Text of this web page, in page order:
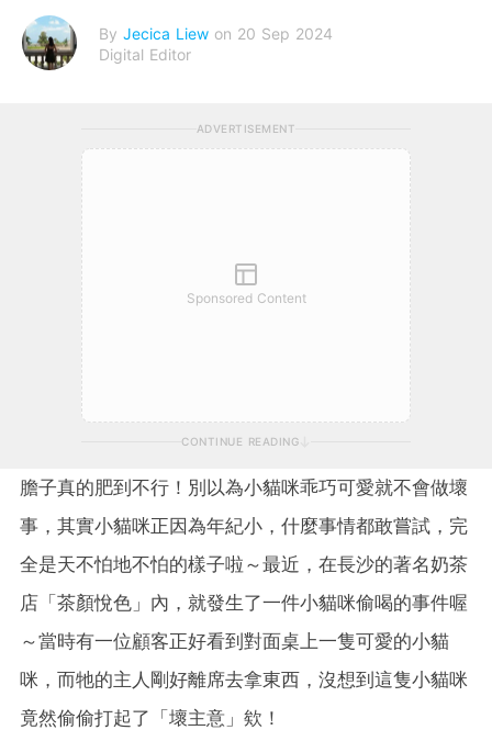
By Jecica Liew on 20 Sep 2024
Digital Editor
ADVERTISEMENT
Sponsored Content
CONTINUE READING
膽子真的肥到不行！別以為小貓咪乖巧可愛就不會做壞
事，其實小貓咪正因為年紀小，什麼事情都敢嘗試，完
全是天不怕地不怕的樣子啦～最近，在長沙的著名奶茶
店「茶顏悅色」內，就發生了一件小貓咪偷喝的事件喔
～當時有一位顧客正好看到對面桌上一隻可愛的小貓
咪，而牠的主人剛好離席去拿東西，沒想到這隻小貓咪
竟然偷偷打起了「壞主意」欸！